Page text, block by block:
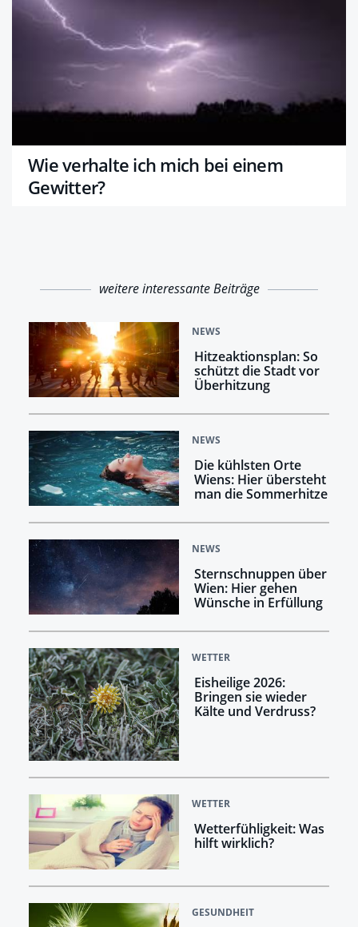
Wie verhalte ich mich bei einem
Gewitter?
weitere interessante Beiträge
NEWS
Hitzeaktionsplan: So
schützt die Stadt vor
Überhitzung
NEWS
Die kühlsten Orte
Wiens: Hier übersteht
man die Sommerhitze
NEWS
Sternschnuppen über
Wien: Hier gehen
Wünsche in Erfüllung
WETTER
Eisheilige 2026:
Bringen sie wieder
Kälte und Verdruss?
WETTER
Wetterfühligkeit: Was
hilft wirklich?
GESUNDHEIT